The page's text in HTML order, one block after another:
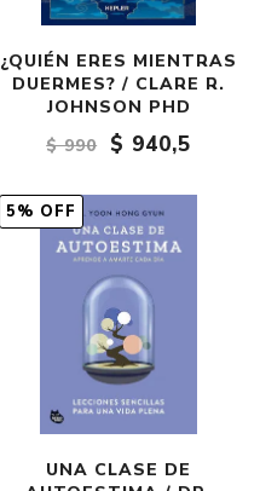
¿QUIÉN ERES MIENTRAS
DUERMES? / CLARE R.
JOHNSON PHD
$ 990
$ 940,5
5% OFF
UNA CLASE DE